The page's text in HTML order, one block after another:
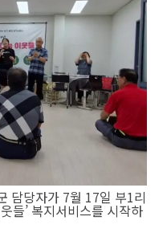
담당자가 7월 17일 부1리
들’ 복지서비스를 시작하